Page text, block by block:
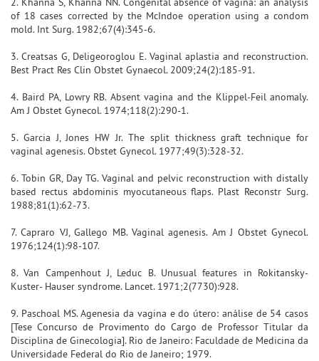
of 18 cases corrected by the McIndoe operation using a condom
mold. Int Surg. 1982;67(4):345-6.
3. Creatsas G, Deligeoroglou E. Vaginal aplastia and reconstruction.
Best Pract Res Clin Obstet Gynaecol. 2009;24(2):185-91.
4. Baird PA, Lowry RB. Absent vagina and the Klippel-Feil anomaly.
Am J Obstet Gynecol. 1974;118(2):290-1.
5. Garcia J, Jones HW Jr. The split thickness graft technique for
vaginal agenesis. Obstet Gynecol. 1977;49(3):328-32.
6. Tobin GR, Day TG. Vaginal and pelvic reconstruction with distally
based rectus abdominis myocutaneous flaps. Plast Reconstr Surg.
1988;81(1):62-73.
7. Capraro VJ, Gallego MB. Vaginal agenesis. Am J Obstet Gynecol.
1976;124(1):98-107.
8. Van Campenhout J, Leduc B. Unusual features in Rokitansky-
Kuster- Hauser syndrome. Lancet. 1971;2(7730):928.
9. Paschoal MS. Agenesia da vagina e do útero: análise de 54 casos
[Tese Concurso de Provimento do Cargo de Professor Titular da
Disciplina de Ginecologia]. Rio de Janeiro: Faculdade de Medicina da
Universidade Federal do Rio de Janeiro; 1979.